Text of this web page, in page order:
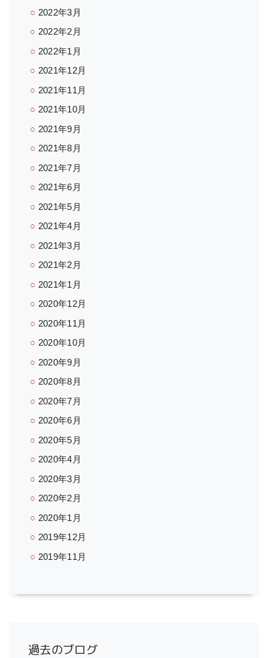
2022年3月
2022年2月
2022年1月
2021年12月
2021年11月
2021年10月
2021年9月
2021年8月
2021年7月
2021年6月
2021年5月
2021年4月
2021年3月
2021年2月
2021年1月
2020年12月
2020年11月
2020年10月
2020年9月
2020年8月
2020年7月
2020年6月
2020年5月
2020年4月
2020年3月
2020年2月
2020年1月
2019年12月
2019年11月
過去のブログ